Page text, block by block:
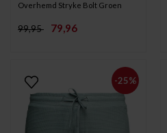
Overhemd Stryke Bolt Groen
99,95 79,96
-25%